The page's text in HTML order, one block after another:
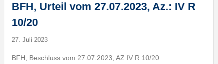
BFH, Urteil vom 27.07.2023, Az.: IV R
10/20
27. Juli 2023
BFH, Beschluss vom 27.07.2023, AZ IV R 10/20